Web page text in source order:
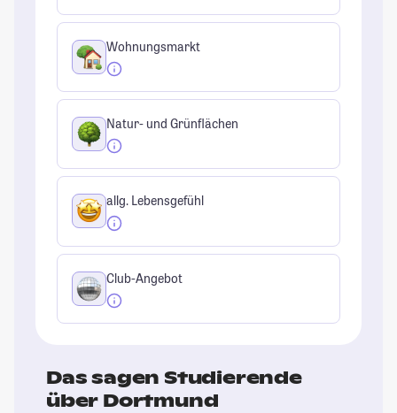
Wohnungsmarkt
Natur- und Grünflächen
allg. Lebensgefühl
Club-Angebot
Das sagen Studierende
über Dortmund